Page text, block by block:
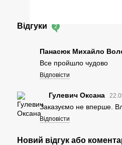
Відгуки 2
Панасюк Михайло
Все пройшло чудово
Відповісти
Гулевич Оксана
Заказуємо не вперше.
Відповісти
Новий відгук або